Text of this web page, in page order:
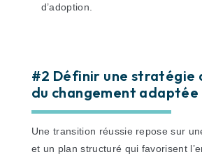
d’adoption.
#2 Définir une stratégie
du changement adaptée
Une transition réussie repose sur
et un plan structuré qui favorisent